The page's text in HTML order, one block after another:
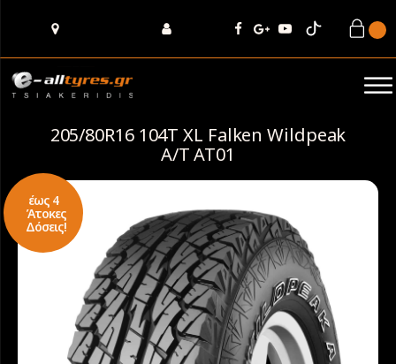
205/80R16 104T XL Falken Wildpeak
A/T AT01
έως 4
Άτοκες
Δόσεις!